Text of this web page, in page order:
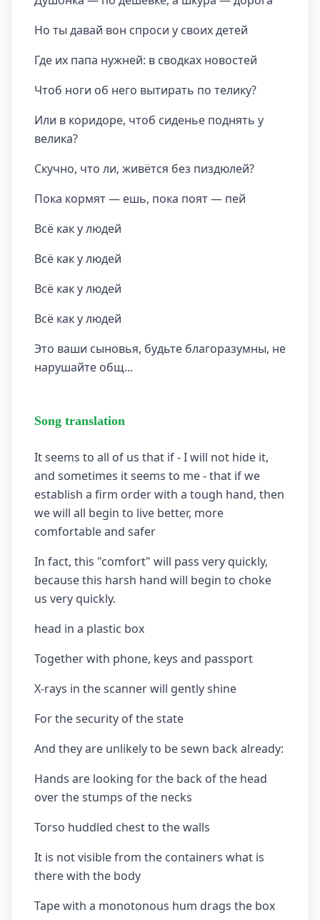
Но ты давай вон спроси у своих детей
Где их папа нужней: в сводках новостей
Чтоб ноги об него вытирать по телику?
Или в коридоре, чтоб сиденье поднять у
велика?
Скучно, что ли, живётся без пиздюлей?
Пока кормят — ешь, пока поят — пей
Всё как у людей
Всё как у людей
Всё как у людей
Всё как у людей
Это ваши сыновья, будьте благоразумны, не
нарушайте общ...
Song translation
It seems to all of us that if - I will not hide it,
and sometimes it seems to me - that if we
establish a firm order with a tough hand, then
we will all begin to live better, more
comfortable and safer
In fact, this "comfort" will pass very quickly,
because this harsh hand will begin to choke
us very quickly.
head in a plastic box
Together with phone, keys and passport
X-rays in the scanner will gently shine
For the security of the state
And they are unlikely to be sewn back already:
Hands are looking for the back of the head
over the stumps of the necks
Torso huddled chest to the walls
It is not visible from the containers what is
there with the body
Tape with a monotonous hum drags the box